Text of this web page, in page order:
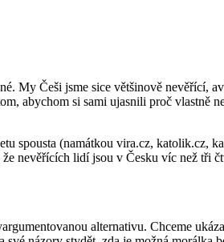
My Češi jsme sice většinově nevěřící,
abychom si sami ujasnili proč vlastně
spousta (namátkou vira.cz, katolik.cz,
nevěřících lidí jsou v Česku víc než tři
alternativu. Chceme